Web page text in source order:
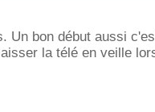
Un bon début aussi
la télé en veille